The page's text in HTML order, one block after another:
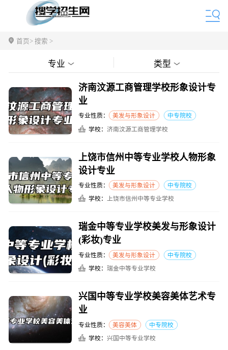
首页> 搜索 >
专业 类型
济南汶源工商管理学校形象设计专
业
专业性质： 美发与形象设计
中专院校
学校： 济南汶源工商管理学校
上饶市信州中等专业学校人物形象
设计专业
专业性质： 美发与形象设计
中专院校
学校： 上饶市信州中等专业学校
瑞金中等专业学校美发与形象设计
(彩妆)专业
专业性质： 美发与形象设计
中专院校
学校： 瑞金中等专业学校
兴国中等专业学校美容美体艺术专
业
专业性质： 美容美体
中专院校
学校： 兴国中等专业学校